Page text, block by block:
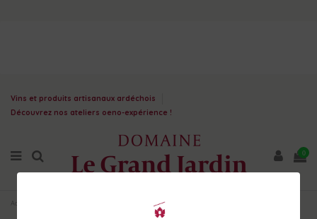
Vins et produits artisanaux ardéchois
Découvrez nos ateliers oeno-expérience !
0
Accueil Eau de vie